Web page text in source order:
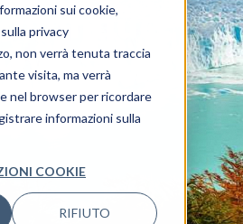
sui cookie,
privacy
non verrà tenuta traccia
visita, ma verrà
nel browser per ricordare
informazioni sulla
COOKIE
RIFIUTO